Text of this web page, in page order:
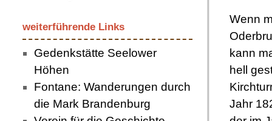
weiterführende Links
Gedenkstätte Seelower
Höhen
Fontane: Wanderungen durch
die Mark Brandenburg
Wenn
kann
hell
Jahr